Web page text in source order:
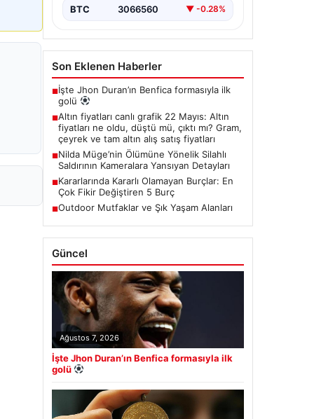
BTC 3066560 ▼ -0.28%
Son Eklenen Haberler
■İşte Jhon Duran’ın Benfica formasıyla ilk
golü
■Altın fiyatları canlı grafik 22 Mayıs: Altın
fiyatları ne oldu, düştü mü, çıktı mı? Gram,
çeyrek ve tam altın alış satış fiyatları
■Nilda Müge’nin Ölümüne Yönelik Silahlı
Saldırının Kameralara Yansıyan Detayları
■Kararlarında Kararlı Olamayan Burçlar: En
Çok Fikir Değiştiren 5 Burç
■Outdoor Mutfaklar ve Şık Yaşam Alanları
Güncel
Ağustos 7, 2026
İşte Jhon Duran’ın Benfica formasıyla ilk
golü